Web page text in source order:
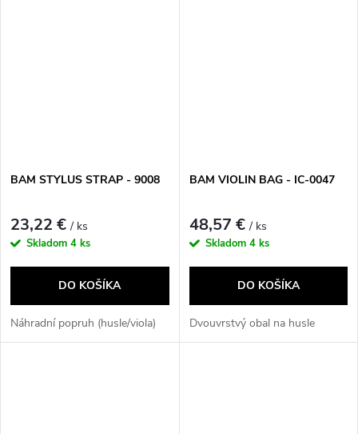
BAM STYLUS STRAP - 9008
23,22 €/ ks
Skladom 4 ks
DO KOŠÍKA
Náhradní popruh (husle/viola)
BAM VIOLIN BAG - IC-0047
48,57 €/ ks
Skladom 4 ks
DO KOŠÍKA
Dvouvrstvý obal na husle